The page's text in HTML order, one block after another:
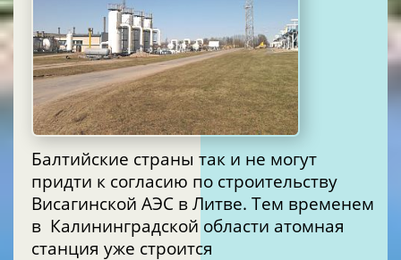
Балтийские страны так и не могут
придти к согласию по строительству
Висагинской АЭС в Литве. Тем временем
в Калининградской области атомная
станция уже строится